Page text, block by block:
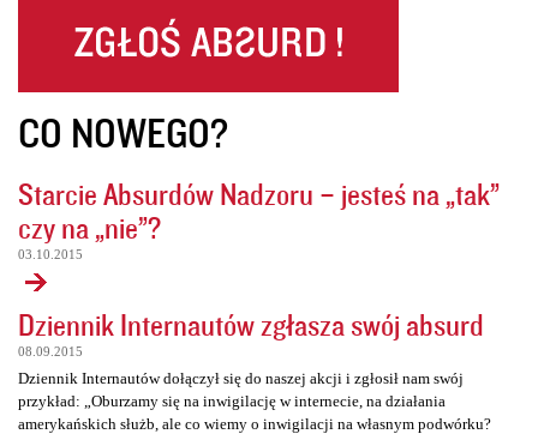
CO NOWEGO?
Starcie Absurdów Nadzoru – jesteś na „tak”
czy na „nie”?
03.10.2015
Dziennik Internautów zgłasza swój absurd
08.09.2015
Dziennik Internautów dołączył się do naszej akcji i zgłosił nam swój
przykład: „Oburzamy się na inwigilację w internecie, na działania
amerykańskich służb, ale co wiemy o inwigilacji na własnym podwórku?